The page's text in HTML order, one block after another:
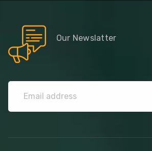
Our Newslatter